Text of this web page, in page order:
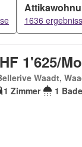
1636
1'625/
Waadt,
1 Zimmer
1